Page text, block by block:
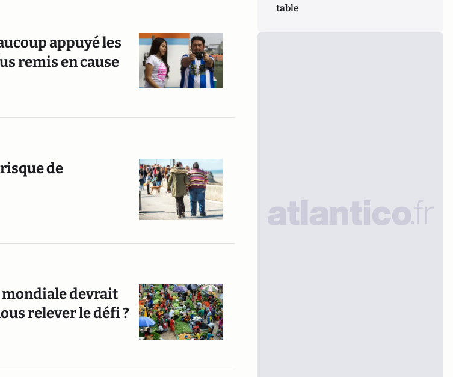
appuyé les
remis en cause
de
mondiale devrait
relever le défi ?
table